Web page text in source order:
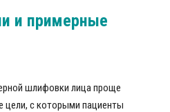
и примерные
шлифовки лица проще
цели, с которыми пациенты